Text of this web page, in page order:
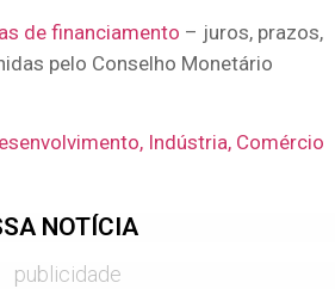
de financiamento – juros, prazos,
pelo Conselho Monetário
Indústria, Comércio
NOTÍCIA
publicidade